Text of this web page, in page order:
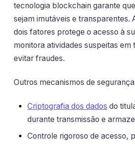
tecnologia blockchain garante
sejam imutáveis e transparentes.
dois fatores protege o acesso à
monitora atividades suspeitas em
evitar fraudes.
Outros mecanismos de
Criptografia dos dados do
durante transmissão e
Controle rigoroso de acesso,